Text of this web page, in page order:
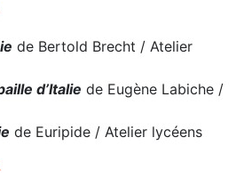
de Bertold Brecht / Atelier
d’Italie de Eugène Labiche /
de Euripide / Atelier lycéens